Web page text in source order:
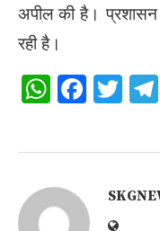
अपील की है। प्रशासन
रही है।